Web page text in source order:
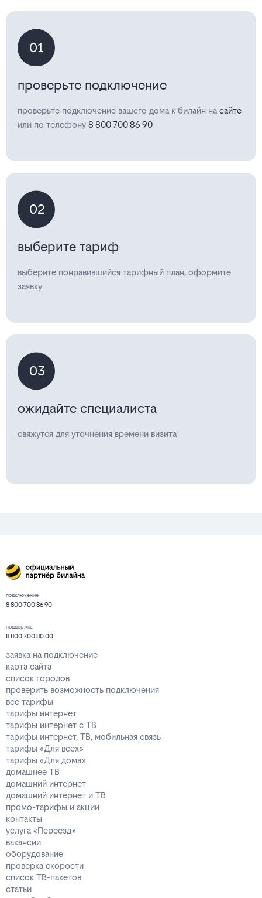
01
проверьте подключение
проверьте подключение вашего дома к билайн на сайте
или по телефону 8 800 700 86 90
02
выберите тариф
выберите понравившийся тарифный план, оформите
заявку
03
ожидайте специалиста
свяжутся для уточнения времени визита
подключение
8 800 700 86 90
поддержка
8 800 700 80 00
заявка на подключение
карта сайта
список городов
проверить возможность подключения
все тарифы
тарифы интернет
тарифы интернет с ТВ
тарифы интернет, ТВ, мобильная связь
тарифы «Для всех»
тарифы «Для дома»
домашнее ТВ
домашний интернет
домашний интернет и ТВ
промо-тарифы и акции
контакты
услуга «Переезд»
вакансии
оборудование
проверка скорости
список ТВ-пакетов
статьи